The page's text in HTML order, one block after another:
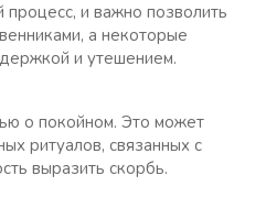
и важно позволить
а некоторые
и утешением.
о покойном. Это может
ритуалов, связанных с
выразить скорбь.